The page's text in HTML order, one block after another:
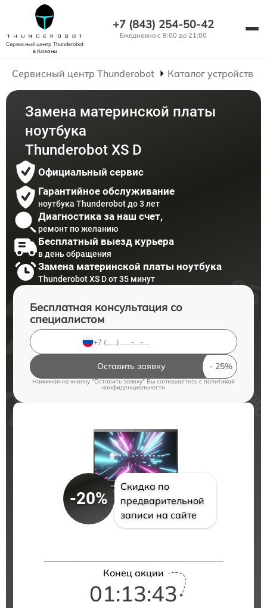
Сервисный центр Thunderobot
в Казани
+7 (843) 254-50-42
Ежедневно с 9:00 до 21:00
Сервисный центр Thunderobot Каталог устройств
Замена материнской платы
ноутбука
Thunderobot XS D
Официальный сервис
Гарантийное обслуживание
ноутбука Thunderobot до 3 лет
Диагностика за наш счет,
ремонт по желанию
Бесплатный выезд курьера
в день обращения
Замена материнской платы ноутбука
Thunderobot XS D от 35 минут
Бесплатная консультация со
специалистом
Оставить заявку
Нажимая на кнопку "Оставить заявку" Вы соглашаетесь cполитикой
конфиденциальности
-20%
Скидка по
предварительной
записи на сайте
Конец акции
01:13:42